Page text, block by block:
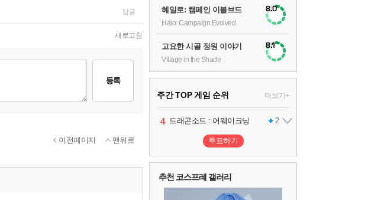
답글
새로고침
등록
이전페이지 맨위로
헤일로: 캠페인 이볼브드
Halo: Campaign Evolved
8.0
고요한 시골 정원 이야기
Village in the Shade
8.1
주간 TOP 게임 순위 더보기+
1 팰월드
2 1
3 프로야구스피리츠2026 2
4 드래곤소드 : 어웨이크닝 2
5 블라인드 삼국 1
투표하기
추천 코스프레 갤러리